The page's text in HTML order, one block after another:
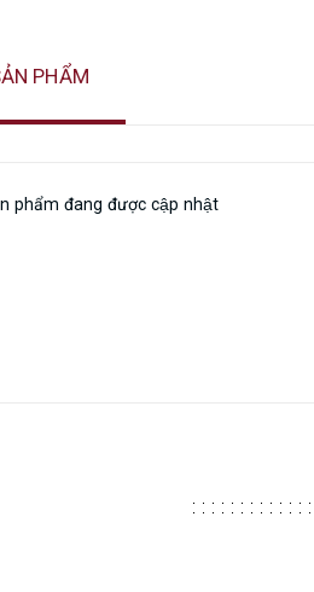
PHẨM
phẩm đang được cập nhật